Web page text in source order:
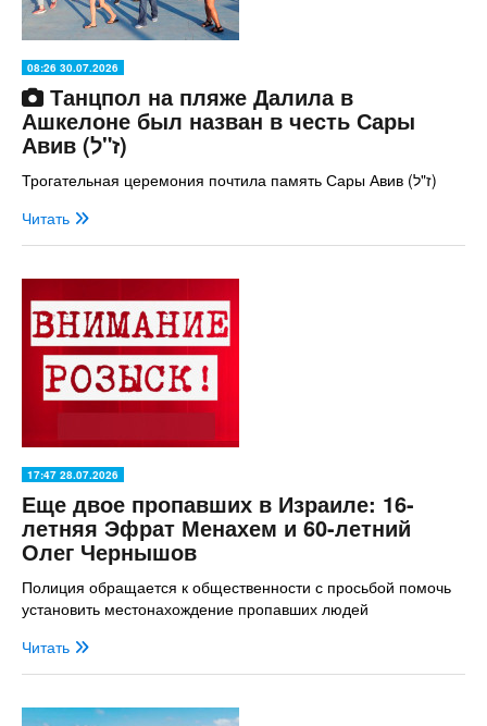
08:26 30.07.2026
Танцпол на пляже Далила в
Ашкелоне был назван в честь Сары
Авив (ז"ל)
Трогательная церемония почтила память Сары Авив (ז"ל)
Читать
17:47 28.07.2026
Еще двое пропавших в Израиле: 16-
летняя Эфрат Менахем и 60-летний
Олег Чернышов
Полиция обращается к общественности с просьбой помочь
установить местонахождение пропавших людей
Читать